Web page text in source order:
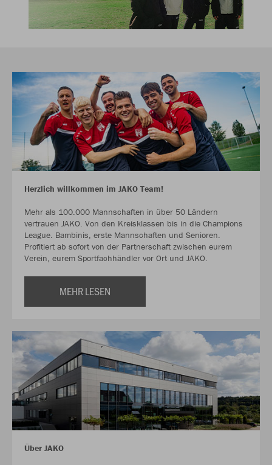
Herzlich willkommen im JAKO Team!
Mehr als 100.000 Mannschaften in über 50 Ländern
vertrauen JAKO. Von den Kreisklassen bis in die Champions
League. Bambinis, erste Mannschaften und Senioren.
Profitiert ab sofort von der Partnerschaft zwischen eurem
Verein, eurem Sportfachhändler vor Ort und JAKO.
MEHR LESEN
Über JAKO